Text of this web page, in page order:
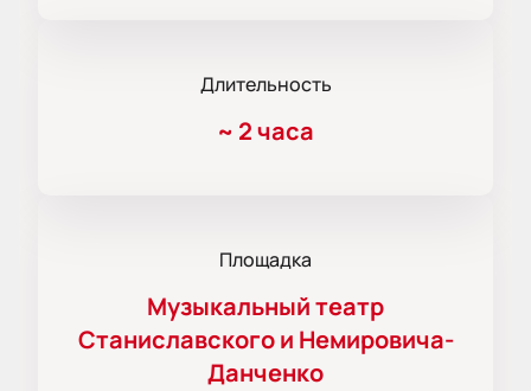
Длительность
~ 2 часа
Площадка
Музыкальный театр
Станиславского и Немировича-
Данченко